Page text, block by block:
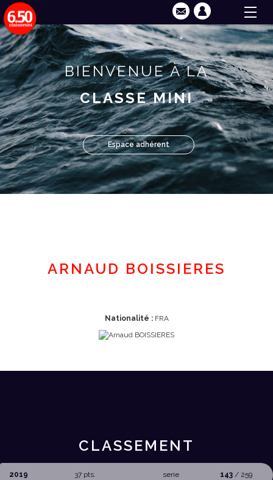
BIENVENUE À LA
CLASSE MINI
Espace adhérent
ARNAUD BOISSIERES
Nationalité :FRA
CLASSEMENT
2019 37 pts. serie 143 / 259